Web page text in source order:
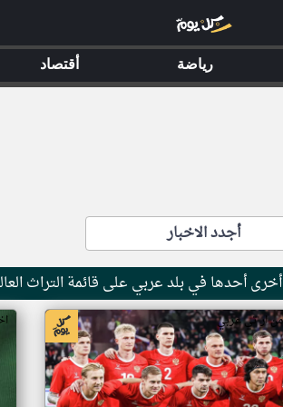
أجدد الاخبار
أحدها في بلد عربي على قائمة التراث
من ار تي عربي
رياضة أقتصاد